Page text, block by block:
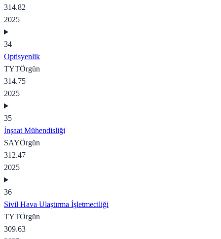
314.82
2025
34
Optisyenlik
TYTÖrgün
314.75
2025
35
İnşaat Mühendisliği
SAYÖrgün
312.47
2025
36
Sivil Hava Ulaştırma İşletmeciliği
TYTÖrgün
309.63